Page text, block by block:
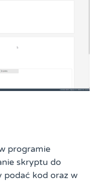
programie
skryptu do
podać kod oraz w